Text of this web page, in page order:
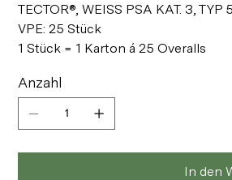
TECTOR®, WEISS PSA KAT. 3, TYP
VPE: 25 Stück
1 Stück = 1 Karton á 25 Overalls
Anzahl
In den